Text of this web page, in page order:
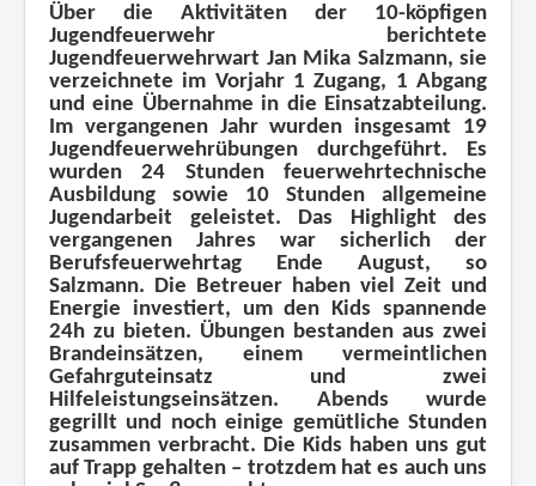
Über die Aktivitäten der 10-köpfigen
Jugendfeuerwehr berichtete
Jugendfeuerwehrwart Jan Mika Salzmann, sie
verzeichnete im Vorjahr 1 Zugang, 1 Abgang
und eine Übernahme in die Einsatzabteilung.
Im vergangenen Jahr wurden insgesamt 19
Jugendfeuerwehrübungen durchgeführt. Es
wurden 24 Stunden feuerwehrtechnische
Ausbildung sowie 10 Stunden allgemeine
Jugendarbeit geleistet.
Das Highlight des
vergangenen Jahres war sicherlich der
Berufsfeuerwehrtag Ende August, so
Salzmann. Die Betreuer haben viel Zeit und
Energie investiert, um den Kids spannende
24h zu bieten. Übungen bestanden aus zwei
Brandeinsätzen, einem vermeintlichen
Gefahrguteinsatz und zwei
Hilfeleistungseinsätzen. Abends wurde
gegrillt und noch einige gemütliche Stunden
zusammen verbracht. Die Kids haben uns gut
auf Trapp gehalten – trotzdem hat es auch uns